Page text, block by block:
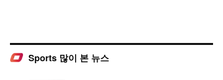
Sports 많이 본 뉴스